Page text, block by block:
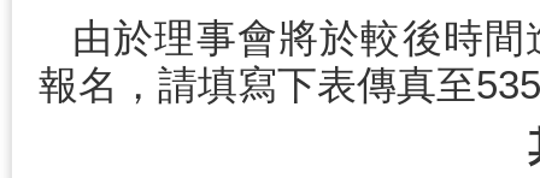
由於理事會將於較後時
報名，請填寫下表傳真至